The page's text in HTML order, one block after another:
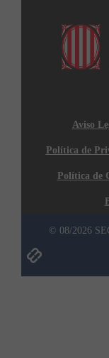
Aviso
Política de
Política de
© 08/2026